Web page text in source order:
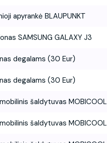
apyrankė BLAUPUNKT
SAMSUNG GALAXY J3
degalams (30 Eur)
degalams (30 Eur)
šaldytuvas MOBICOOL
šaldytuvas MOBICOOL